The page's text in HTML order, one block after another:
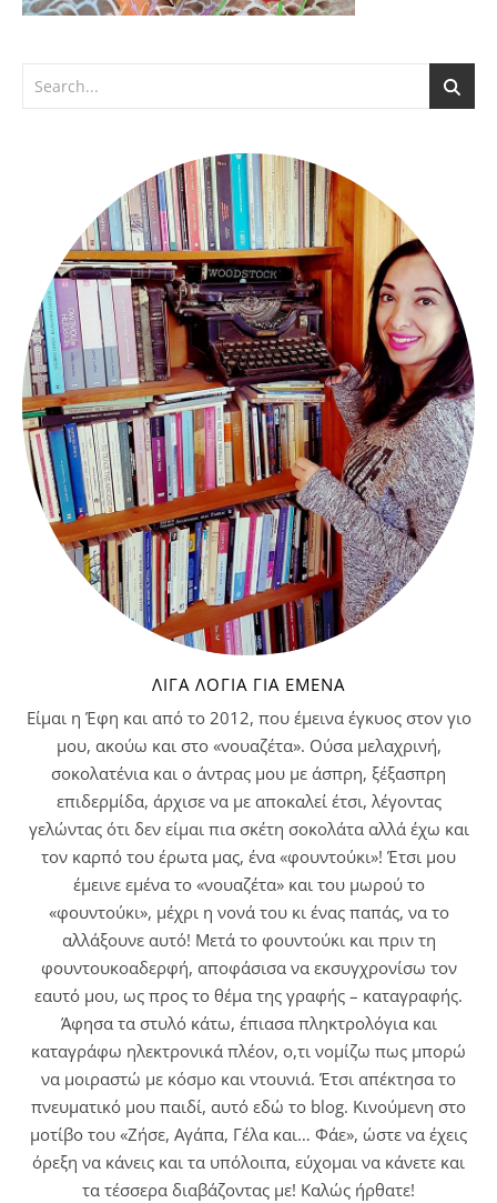
ΛΊΓΑ ΛΌΓΙΑ ΓΙΑ ΕΜΈΝΑ
Είμαι η Έφη και από το 2012, που έμεινα έγκυος στον γιο
μου, ακούω και στο «νουαζέτα». Ούσα μελαχρινή,
σοκολατένια και ο άντρας μου με άσπρη, ξέξασπρη
επιδερμίδα, άρχισε να με αποκαλεί έτσι, λέγοντας
γελώντας ότι δεν είμαι πια σκέτη σοκολάτα αλλά έχω και
τον καρπό του έρωτα μας, ένα «φουντούκι»! Έτσι μου
έμεινε εμένα το «νουαζέτα» και του μωρού το
«φουντούκι», μέχρι η νονά του κι ένας παπάς, να το
αλλάξουνε αυτό! Μετά το φουντούκι και πριν τη
φουντουκοαδερφή, αποφάσισα να εκσυγχρονίσω τον
εαυτό μου, ως προς το θέμα της γραφής – καταγραφής.
Άφησα τα στυλό κάτω, έπιασα πληκτρολόγια και
καταγράφω ηλεκτρονικά πλέον, ο,τι νομίζω πως μπορώ
να μοιραστώ με κόσμο και ντουνιά. Έτσι απέκτησα το
πνευματικό μου παιδί, αυτό εδώ το blog. Κινούμενη στο
μοτίβο του «Ζήσε, Αγάπα, Γέλα και… Φάε», ώστε να έχεις
όρεξη να κάνεις και τα υπόλοιπα, εύχομαι να κάνετε και
τα τέσσερα διαβάζοντας με! Καλώς ήρθατε!